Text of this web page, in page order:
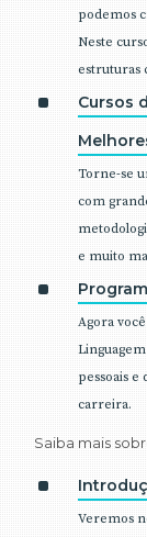
podemos
Neste
estruturas
Cursos
Torne-se
com
e muito
Agora
pessoais e
carreira.
Saiba mais
Veremos